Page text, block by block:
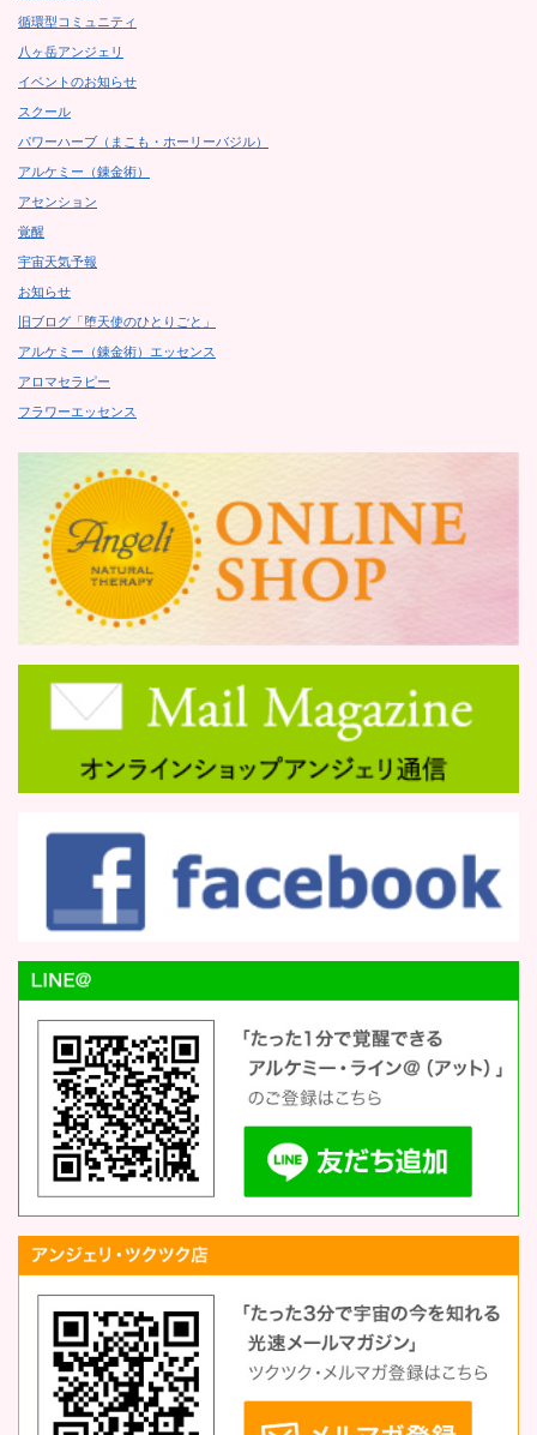
循環型コミュニティ
八ヶ岳アンジェリ
イベントのお知らせ
スクール
パワーハーブ（まこも・ホーリーバジル）
アルケミー（錬金術）
アセンション
覚醒
宇宙天気予報
お知らせ
旧ブログ「堕天使のひとりごと」
アルケミー（錬金術）エッセンス
アロマセラピー
フラワーエッセンス